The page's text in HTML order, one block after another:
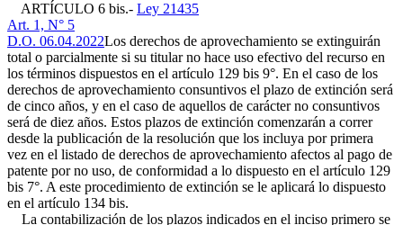
ARTÍCULO 6 bis.- Ley 21435
Art. 1, N° 5
D.O. 06.04.2022Los derechos de aprovechamiento se extinguirán
total o parcialmente si su titular no hace uso efectivo del recurso en
los términos dispuestos en el artículo 129 bis 9°. En el caso de los
derechos de aprovechamiento consuntivos el plazo de extinción será
de cinco años, y en el caso de aquellos de carácter no consuntivos
será de diez años. Estos plazos de extinción comenzarán a correr
desde la publicación de la resolución que los incluya por primera
vez en el listado de derechos de aprovechamiento afectos al pago de
patente por no uso, de conformidad a lo dispuesto en el artículo 129
bis 7°. A este procedimiento de extinción se le aplicará lo dispuesto
en el artículo 134 bis.
La contabilización de los plazos indicados en el inciso primero se